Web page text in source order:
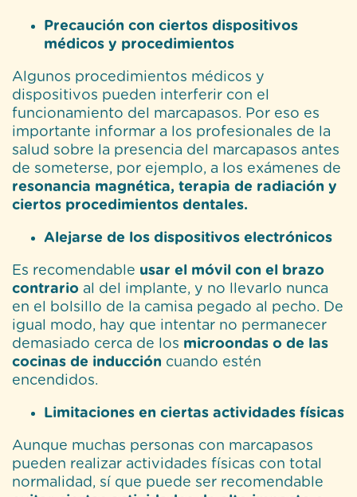
Precaución con ciertos dispositivos
médicos y procedimientos
Algunos procedimientos médicos y
dispositivos pueden interferir con el
funcionamiento del marcapasos. Por eso es
importante informar a los profesionales de la
salud sobre la presencia del marcapasos antes
de someterse, por ejemplo, a los exámenes de
resonancia magnética, terapia de radiación y
ciertos procedimientos dentales.
Alejarse de los dispositivos electrónicos
Es recomendable usar el móvil con el brazo
contrario al del implante, y no llevarlo nunca
en el bolsillo de la camisa pegado al pecho. De
igual modo, hay que intentar no permanecer
demasiado cerca de los microondas o de las
cocinas de inducción cuando estén
encendidos.
Limitaciones en ciertas actividades físicas
Aunque muchas personas con marcapasos
pueden realizar actividades físicas con total
normalidad, sí que puede ser recomendable